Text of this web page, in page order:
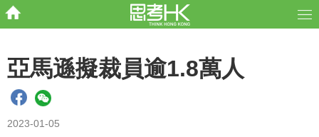
亞馬遜擬裁員逾1.8萬人
2023-01-05